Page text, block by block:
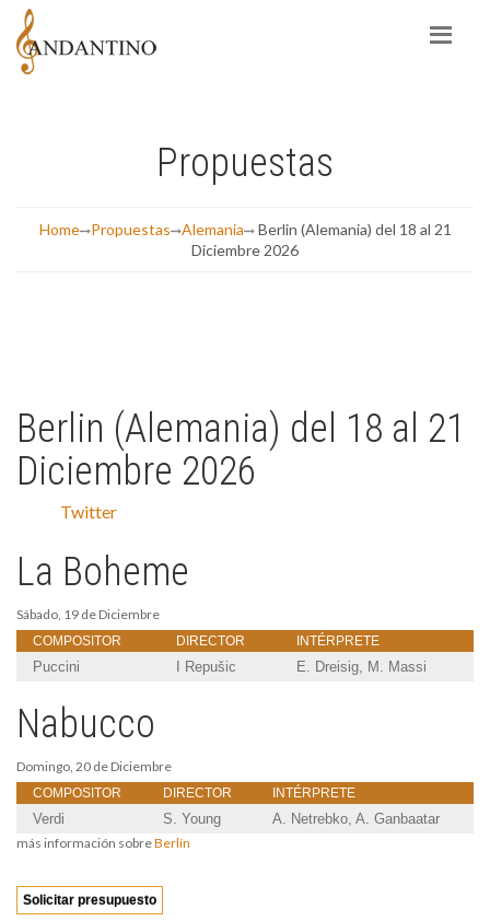
Propuestas
Home Propuestas Alemania
Berlin (Alemania) del 18 al 21
Diciembre 2026
Berlin (Alemania) del 18 al 21
Diciembre 2026
Twitter
La Boheme
Sábado, 19 de Diciembre
COMPOSITOR DIRECTOR INTÉRPRETE
Puccini I Repušic E. Dreisig, M. Massi
Nabucco
Domingo, 20 de Diciembre
COMPOSITOR DIRECTOR INTÉRPRETE
Verdi S. Young
A. Netrebko, A. Ganbaatar
más información sobreBerlín
Solicitar presupuesto